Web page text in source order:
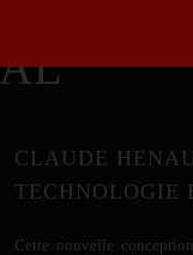
CLAUDE
TECHNOLOGIE
Cette nouvelle